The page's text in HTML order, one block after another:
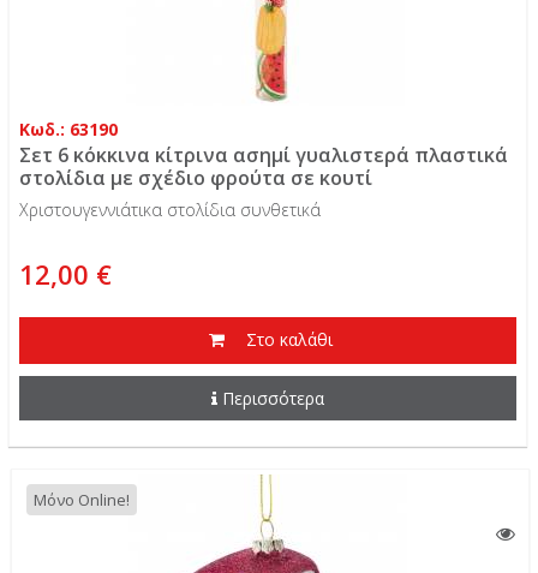
Κωδ.: 63190
Σετ 6 κόκκινα κίτρινα ασημί γυαλιστερά πλαστικά
στολίδια με σχέδιο φρούτα σε κουτί
Χριστουγεννιάτικα στολίδια συνθετικά
12,00 €
Στο καλάθι
Περισσότερα
Μόνο Online!